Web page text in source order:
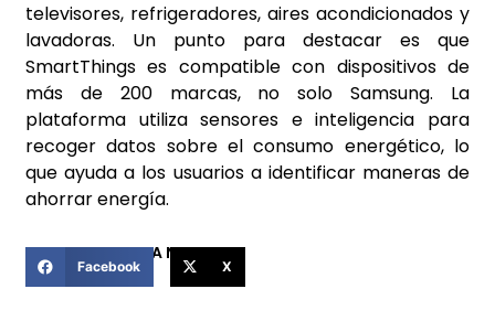
televisores, refrigeradores, aires acondicionados y
lavadoras. Un punto para destacar es que
SmartThings es compatible con dispositivos de
más de 200 marcas, no solo Samsung. La
plataforma utiliza sensores e inteligencia para
recoger datos sobre el consumo energético, lo
que ayuda a los usuarios a identificar maneras de
ahorrar energía.
COMPARTIR ESTA NOTICIA
Facebook X